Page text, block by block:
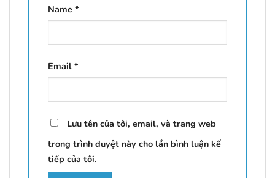
Name *
Email *
Lưu tên của tôi, email, và trang web
trong trình duyệt này cho lần bình luận kế
tiếp của tôi.